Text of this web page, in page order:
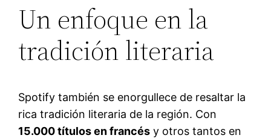
Un enfoque en la
tradición literaria
Spotify también se enorgullece de resaltar la
rica tradición literaria de la región. Con
15.000 títulos en francés y otros tantos en